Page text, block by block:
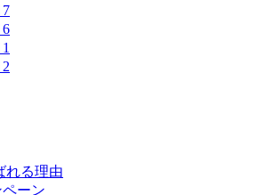
7
6
1
2